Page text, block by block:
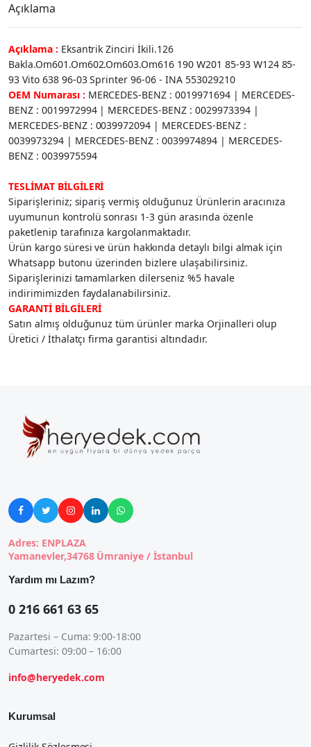
Açıklama
Açıklama : Eksantrik Zinciri İkili.126
Bakla.Om601.Om602.Om603.Om616 190 W201 85-93 W124 85-
93 Vito 638 96-03 Sprinter 96-06 - INA 553029210
OEM Numarası : MERCEDES-BENZ : 0019971694 | MERCEDES-
BENZ : 0019972994 | MERCEDES-BENZ : 0029973394 |
MERCEDES-BENZ : 0039972094 | MERCEDES-BENZ :
0039973294 | MERCEDES-BENZ : 0039974894 | MERCEDES-
BENZ : 0039975594
TESLİMAT BİLGİLERİ
Siparişleriniz; sipariş vermiş olduğunuz Ürünlerin aracınıza
uyumunun kontrolü sonrası 1-3 gün arasında özenle
paketlenip tarafınıza kargolanmaktadır.
Ürün kargo süresi ve ürün hakkında detaylı bilgi almak için
Whatsapp butonu üzerinden bizlere ulaşabilirsiniz.
Siparişlerinizi tamamlarken dilerseniz %5 havale
indirimimizden faydalanabilirsiniz.
GARANTİ BİLGİLERİ
Satın almış olduğunuz tüm ürünler marka Orjinalleri olup
Üretici / İthalatçı firma garantisi altındadır.
    
Adres: ENPLAZA
Yamanevler,34768 Ümraniye / İstanbul
Yardım mı Lazım?
0 216 661 63 65
Pazartesi – Cuma: 9:00-18:00
Cumartesi: 09:00 – 16:00
info@heryedek.com
Kurumsal